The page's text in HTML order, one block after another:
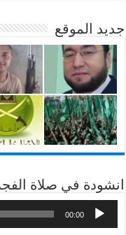
جديد الموقع
انشودة في صلاة
00:00